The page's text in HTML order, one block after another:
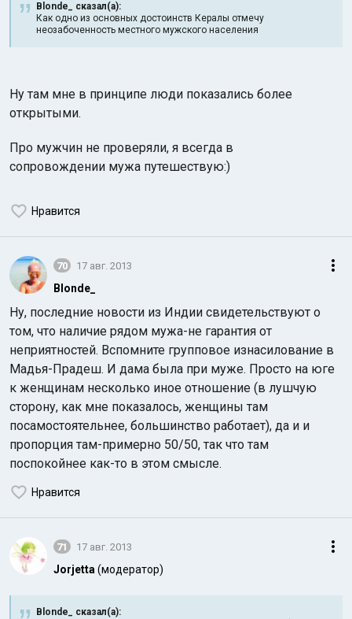
Blonde_ сказал(а):
Как одно из основных достоинств Кералы отмечу
неозабоченность местного мужского населения
Ну там мне в принципе люди показались более
открытыми.
Про мужчин не проверяли, я всегда в
сопровождении мужа путешествую:)
Нравится
70 17 авг. 2013
Blonde_
Ну, последние новости из Индии свидетельствуют о
том, что наличие рядом мужа-не гарантия от
неприятностей. Вспомните групповое изнасилование в
Мадья-Прадеш. И дама была при муже. Просто на юге
к женщинам несколько иное отношение (в лушчую
сторону, как мне показалось, женщины там
посамостоятельнее, большинство работает), да и и
пропорция там-примерно 50/50, так что там
поспокойнее как-то в этом смысле.
Нравится
71 17 авг. 2013
Jorjetta (модератор)
Blonde_ сказал(а):